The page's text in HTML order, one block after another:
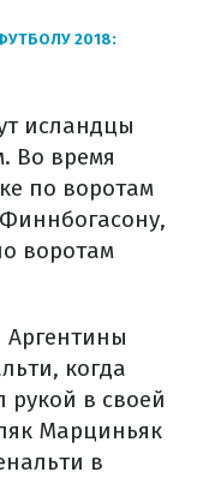
2018:
исландцы
Во время
по воротам
воротам
Аргентины
когда
рукой в ​​своей
Марциньяк
в